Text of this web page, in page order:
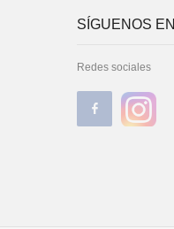
SÍGUENOS EN
Redes sociales